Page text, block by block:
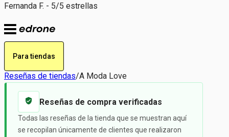
Fernanda F. - 5/5 estrellas
Para tiendas
Reseñas de tiendas/A Moda Love
Reseñas de compra verificadas
Todas las reseñas de la tienda que se muestran aquí
se recopilan únicamente de clientes que realizaron